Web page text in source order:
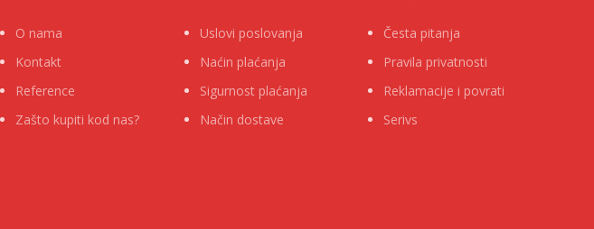
O nama
Kontakt
Reference
Zašto kupiti kod nas?
Uslovi poslovanja
Naćin plaćanja
Sigurnost plaćanja
Način dostave
Česta pitanja
Pravila privatnosti
Reklamacije i povrati
Serivs